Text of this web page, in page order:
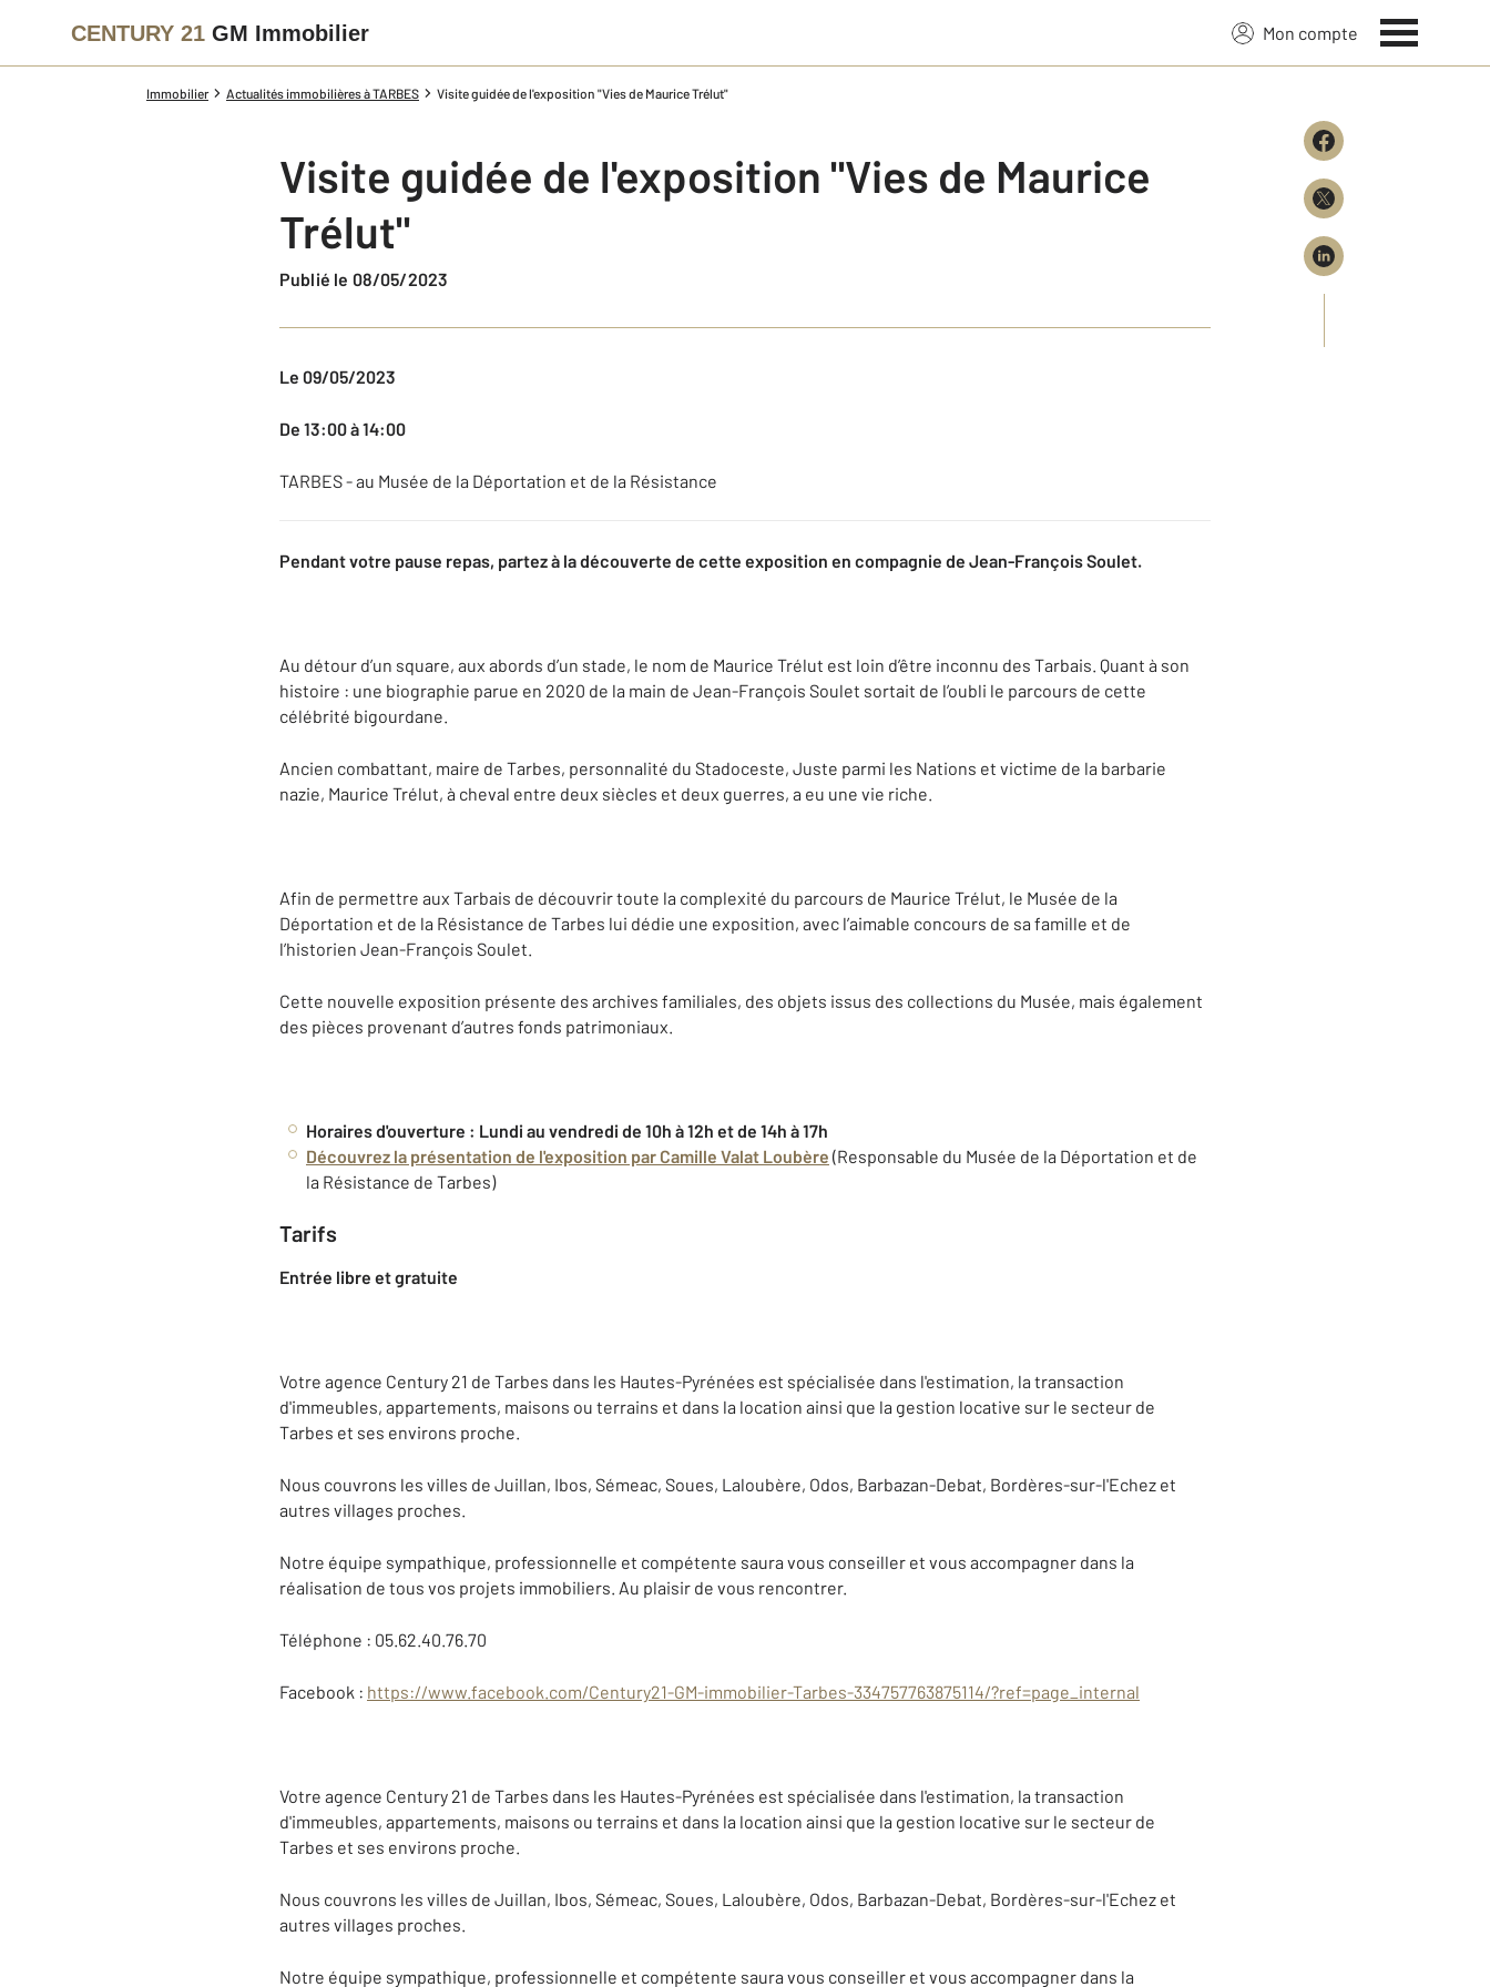
CENTURY 21 GM Immobilier Mon compte
Immobilier Actualités immobilières à TARBES Visite guidée de l'exposition "Vies de Maurice Trélut"
Visite guidée de l'exposition "Vies de Maurice
Trélut"
Publié le 08/05/2023
Le 09/05/2023
De 13:00 à 14:00
TARBES - au Musée de la Déportation et de la Résistance
Pendant votre pause repas, partez à la découverte de cette exposition en compagnie de Jean-François Soulet.
Au détour d’un square, aux abords d’un stade, le nom de Maurice Trélut est loin d’être inconnu des Tarbais. Quant à son
histoire : une biographie parue en 2020 de la main de Jean-François Soulet sortait de l’oubli le parcours de cette
célébrité bigourdane.
Ancien combattant, maire de Tarbes, personnalité du Stadoceste, Juste parmi les Nations et victime de la barbarie
nazie, Maurice Trélut, à cheval entre deux siècles et deux guerres, a eu une vie riche.
Afin de permettre aux Tarbais de découvrir toute la complexité du parcours de Maurice Trélut, le Musée de la
Déportation et de la Résistance de Tarbes lui dédie une exposition, avec l’aimable concours de sa famille et de
l’historien Jean-François Soulet.
Cette nouvelle exposition présente des archives familiales, des objets issus des collections du Musée, mais également
des pièces provenant d’autres fonds patrimoniaux.
Horaires d'ouverture : Lundi au vendredi de 10h à 12h et de 14h à 17h
Découvrez la présentation de l'exposition par Camille Valat Loubère (Responsable du Musée de la Déportation et de
la Résistance de Tarbes)
Tarifs
Entrée libre et gratuite
Votre agence Century 21 de Tarbes dans les Hautes-Pyrénées est spécialisée dans l'estimation, la transaction
d'immeubles, appartements, maisons ou terrains et dans la location ainsi que la gestion locative sur le secteur de
Tarbes et ses environs proche.
Nous couvrons les villes de Juillan, Ibos, Sémeac, Soues, Laloubère, Odos, Barbazan-Debat, Bordères-sur-l'Echez et
autres villages proches.
Notre équipe sympathique, professionnelle et compétente saura vous conseiller et vous accompagner dans la
réalisation de tous vos projets immobiliers. Au plaisir de vous rencontrer.
Téléphone : 05.62.40.76.70
Facebook : https://www.facebook.com/Century21-GM-immobilier-Tarbes-334757763875114/?ref=page_internal
Votre agence Century 21 de Tarbes dans les Hautes-Pyrénées est spécialisée dans l'estimation, la transaction
d'immeubles, appartements, maisons ou terrains et dans la location ainsi que la gestion locative sur le secteur de
Tarbes et ses environs proche.
Nous couvrons les villes de Juillan, Ibos, Sémeac, Soues, Laloubère, Odos, Barbazan-Debat, Bordères-sur-l'Echez et
autres villages proches.
Notre équipe sympathique, professionnelle et compétente saura vous conseiller et vous accompagner dans la